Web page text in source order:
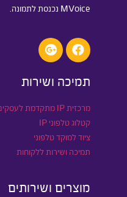
MVoice נכנסת לתמונה.
תמיכה ושירות
מרכזית IP מתקדמת לעסקים
קטלוג טלפוני IP
ציוד למוקד טלפוני
תמיכה ושירות ללקוחות
מוצרים ושירותים